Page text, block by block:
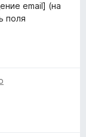
email] (на
поля